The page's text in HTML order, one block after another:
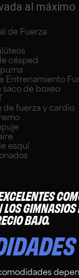
al máximo
de Fuerza
césped
Entrenamiento
saco de boxeo
de fuerza y cardio
esquí
GIMNASIOS
BAJO.